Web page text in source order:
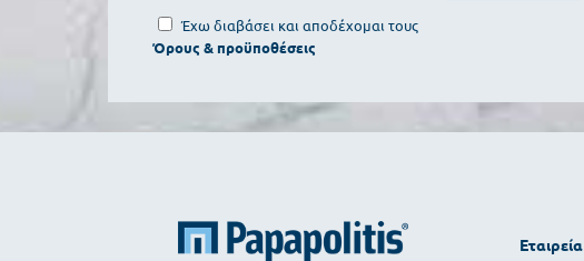
Έχω διαβάσει και αποδέχομαι τους
Εταιρεία